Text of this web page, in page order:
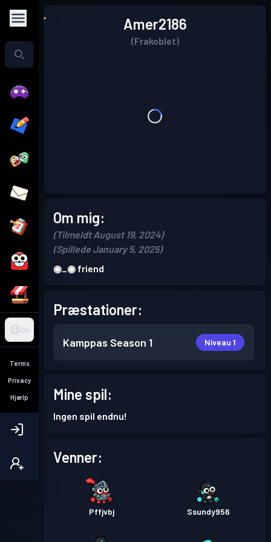
DA
Terms
Privacy
Hjælp
Amer2186
(Frakoblet)
Om mig:
(Tilmeldt August 19, 2024)
(Spillede January 5, 2025)
◉_◉ friend
Præstationer:
Kamppas Season 1 Niveau 1
Mine spil:
Ingen spil endnu!
Venner:
Pffjvbj Ssundy956